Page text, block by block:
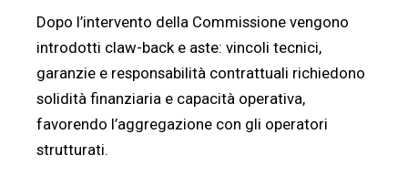
Dopo l’intervento della Commissione vengono
introdotti claw-back e aste: vincoli tecnici,
garanzie e responsabilità contrattuali richiedono
solidità finanziaria e capacità operativa,
favorendo l’aggregazione con gli operatori
strutturati.